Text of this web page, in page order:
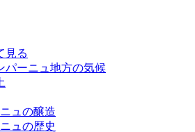
見る
パーニュ地方の気候
ュの醸造
ュの歴史